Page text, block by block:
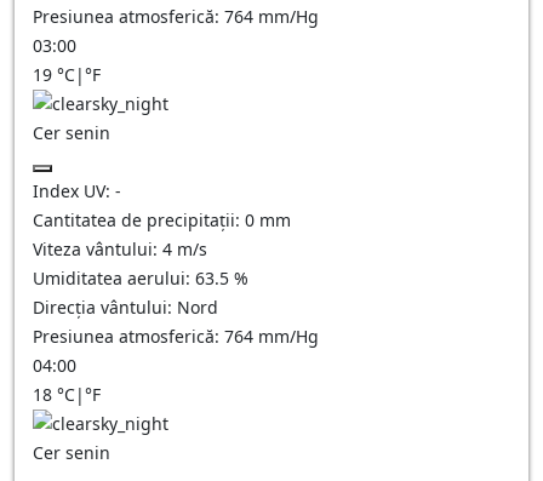
Presiunea atmosferică: 764 mm/Hg
03:00
19 °C|°F
Cer senin
Index UV: -
Cantitatea de precipitații: 0 mm
Viteza vântului: 4 m/s
Umiditatea aerului: 63.5 %
Direcția vântului: Nord
Presiunea atmosferică: 764 mm/Hg
04:00
18 °C|°F
Cer senin